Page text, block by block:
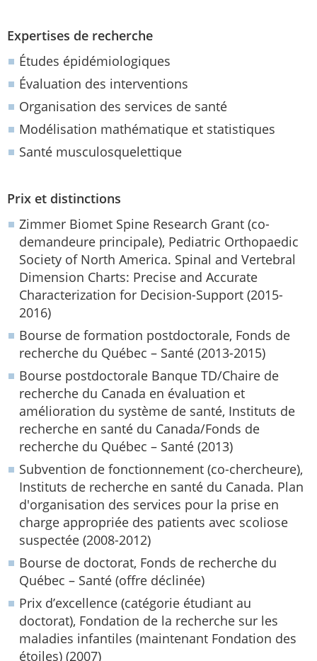
Expertises de recherche
Études épidémiologiques
Évaluation des interventions
Organisation des services de santé
Modélisation mathématique et statistiques
Santé musculosquelettique
Prix et distinctions
Zimmer Biomet Spine Research Grant (co-
demandeure principale), Pediatric Orthopaedic
Society of North America. Spinal and Vertebral
Dimension Charts: Precise and Accurate
Characterization for Decision-Support (2015-
2016)
Bourse de formation postdoctorale, Fonds de
recherche du Québec – Santé (2013-2015)
Bourse postdoctorale Banque TD/Chaire de
recherche du Canada en évaluation et
amélioration du système de santé, Instituts de
recherche en santé du Canada/Fonds de
recherche du Québec – Santé (2013)
Subvention de fonctionnement (co-chercheure),
Instituts de recherche en santé du Canada. Plan
d'organisation des services pour la prise en
charge appropriée des patients avec scoliose
suspectée (2008-2012)
Bourse de doctorat, Fonds de recherche du
Québec – Santé (offre déclinée)
Prix d’excellence (catégorie étudiant au
doctorat), Fondation de la recherche sur les
maladies infantiles (maintenant Fondation des
étoiles) (2007)